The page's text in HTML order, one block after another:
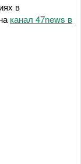
в
канал 47news в